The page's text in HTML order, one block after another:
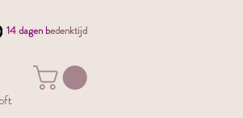
14 dagen bedenktijd